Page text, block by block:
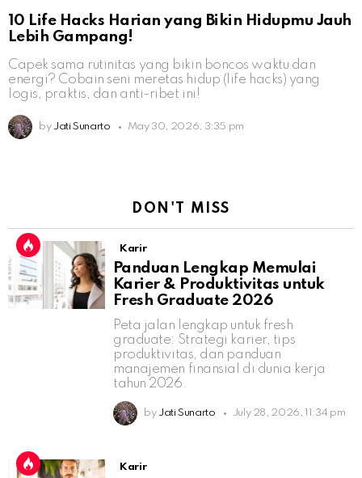
10 Life Hacks Harian yang Bikin Hidupmu Jauh
Lebih Gampang!
Capek sama rutinitas yang bikin boncos waktu dan
energi? Cobain seni meretas hidup (life hacks) yang
logis, praktis, dan anti-ribet ini!
by Jati Sunarto May 30, 2026, 3:35 pm
DON'T MISS
Karir
Panduan Lengkap Memulai
Karier & Produktivitas untuk
Fresh Graduate 2026
Peta jalan lengkap untuk fresh
graduate: Strategi karier, tips
produktivitas, dan panduan
manajemen finansial di dunia kerja
tahun 2026.
by Jati Sunarto July 28, 2026, 11:34 pm
Karir